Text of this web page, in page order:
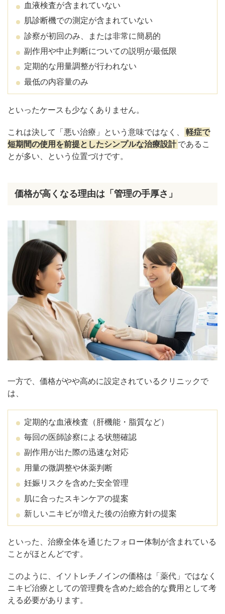
血液検査が含まれていない
肌診断機での測定が含まれていない
診察が初回のみ、または非常に簡易的
副作用や中止判断についての説明が最低限
定期的な用量調整が行われない
最低の内容量のみ
といったケースも少なくありません。
これは決して「悪い治療」という意味ではなく、
軽症で
短期間の使用を前提としたシンプルな治療設計 であるこ
とが多い、という位置づけです。
価格が高くなる理由は「管理の手厚さ」
一方で、価格がやや高めに設定されているクリニックで
は、
定期的な血液検査（肝機能・脂質など）
毎回の医師診察による状態確認
副作用が出た際の迅速な対応
用量の微調整や休薬判断
妊娠リスクを含めた安全管理
肌に合ったスキンケアの提案
新しいニキビが増えた後の治療方針の提案
といった、治療全体を通じたフォロー体制が含まれている
ことがほとんどです。
このように、イソトレチノインの価格は「薬代」ではなく
ニキビ治療としての管理費を含めた総合的な費用として考
える必要があります。